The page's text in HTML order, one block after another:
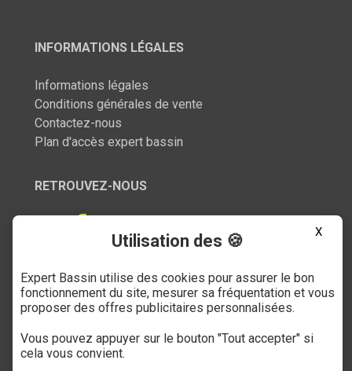
INFORMATIONS LÉGALES
Informations légales
Conditions générales de vente
Contactez-nous
Plan d'accès expert bassin
RETROUVEZ-NOUS
SERVICE CLIENT
03 27 89 21 52
Du mardi au samedi
X
Utilisation des 🍪
Expert Bassin utilise des cookies pour assurer le bon
fonctionnement du site, mesurer sa fréquentation et vous
proposer des offres publicitaires personnalisées.
Vous pouvez appuyer sur le bouton "Tout accepter" si
cela vous convient.